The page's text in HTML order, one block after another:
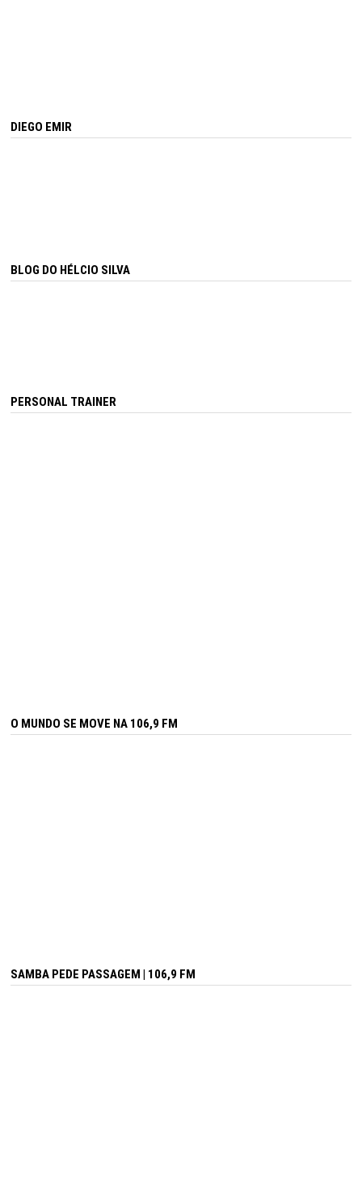
DIEGO EMIR
BLOG DO HÉLCIO SILVA
PERSONAL TRAINER
O MUNDO SE MOVE NA 106,9 FM
SAMBA PEDE PASSAGEM | 106,9 FM